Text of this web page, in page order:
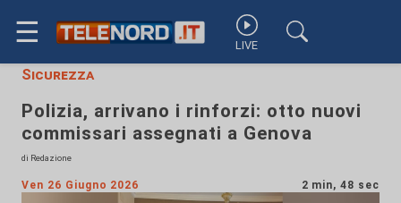
☰ LIVE
Sicurezza
Polizia, arrivano i rinforzi: otto nuovi
commissari assegnati a Genova
di Redazione
Ven 26 Giugno 2026 2 min, 48 sec